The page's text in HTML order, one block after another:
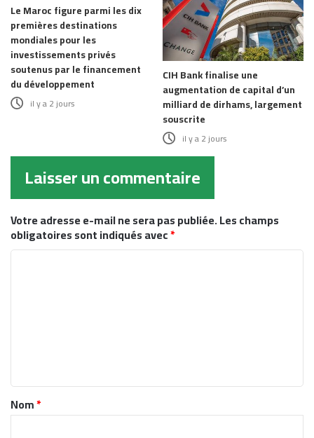
Le Maroc figure parmi les dix
premières destinations
mondiales pour les
investissements privés
soutenus par le financement
du développement
il y a 2 jours
CIH Bank finalise une
augmentation de capital d’un
milliard de dirhams, largement
souscrite
il y a 2 jours
Laisser un commentaire
Votre adresse e-mail ne sera pas publiée.Les champs
obligatoires sont indiqués avec*
t
a
Nom*